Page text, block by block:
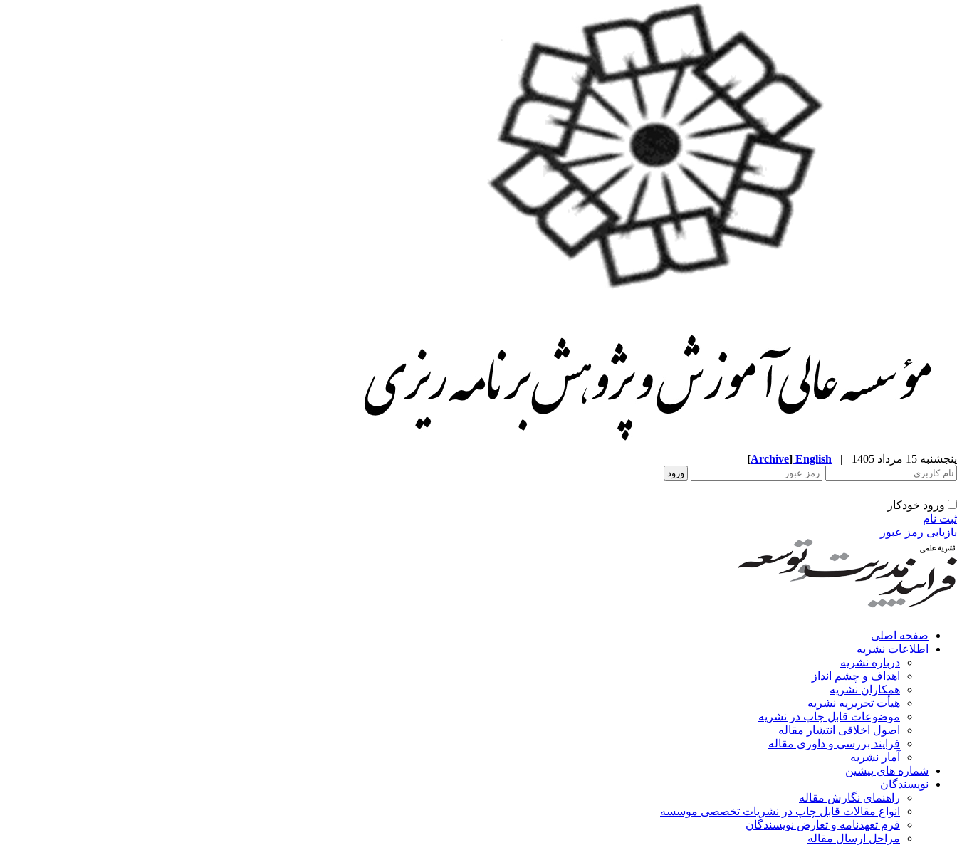
پنجشنبه 15 مرداد 1405 |
English
[Archive]
ورود خودکار
ثبت نام
بازیابی رمز عبور
صفحه اصلی
اطلاعات نشریه
درباره نشریه
اهداف و چشم انداز
همکاران نشریه
هیأت تحریریه نشریه
موضوعات قابل چاپ در نشریه
اصول اخلاقی انتشار مقاله
فرایند بررسی و داوری مقاله
آمار نشریه
شماره های پیشین
نویسندگان
راهنمای نگارش مقاله
انواع مقالات قابل چاپ در نشریات تخصصی موسسه
فرم تعهدنامه و تعارض نویسندگان
مراحل ارسال مقاله